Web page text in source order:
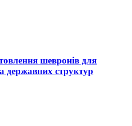
шевронів для
державних структур